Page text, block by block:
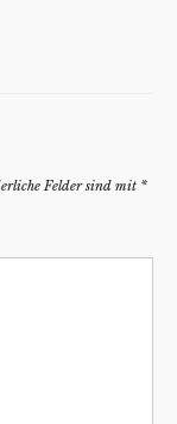
Felder sind mit *